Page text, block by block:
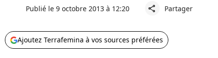
Publié le 9 octobre 2013 à 12:20 share Partager
Ajoutez Terrafemina à vos sources préférées